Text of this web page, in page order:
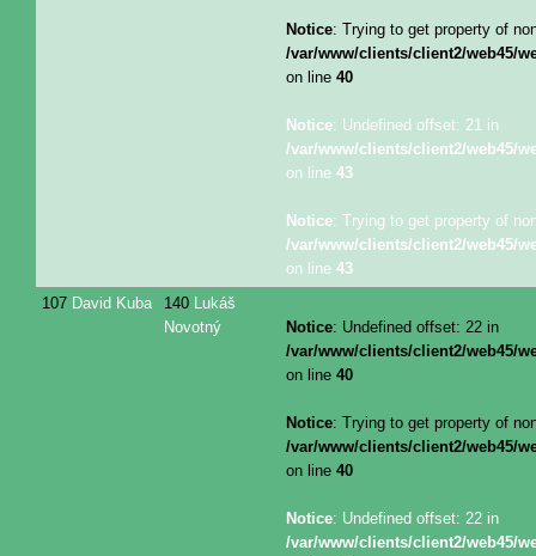
Notice: Trying to get property of
/var/www/clients/client2/web45/
on line 40
Notice: Undefined offset: 21 in
/var/www/clients/client2/web45/
on line 43
Notice: Trying to get property of
/var/www/clients/client2/web45/
on line 43
107 David Kuba 140 Lukáš
Novotný
Notice: Undefined offset: 22 in
/var/www/clients/client2/web45/
on line 40
Notice: Trying to get property of
/var/www/clients/client2/web45/
on line 40
Notice: Undefined offset: 22 in
/var/www/clients/client2/web45/